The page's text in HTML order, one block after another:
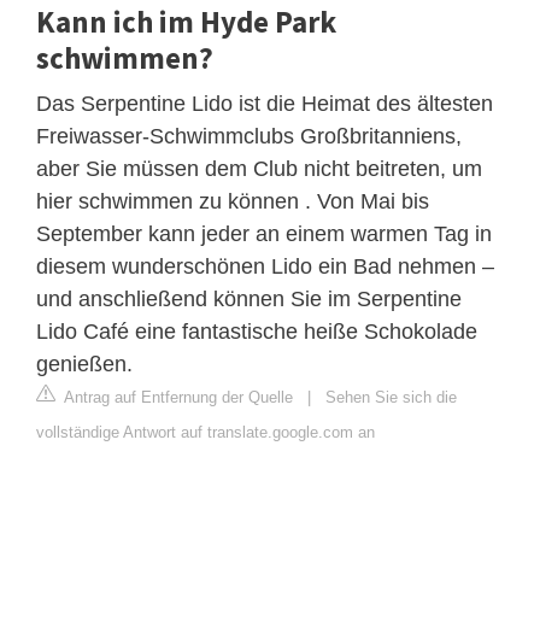
Kann ich im Hyde Park
schwimmen?
Das Serpentine Lido ist die Heimat des ältesten
Freiwasser-Schwimmclubs Großbritanniens,
aber Sie müssen dem Club nicht beitreten, um
hier schwimmen zu können . Von Mai bis
September kann jeder an einem warmen Tag in
diesem wunderschönen Lido ein Bad nehmen –
und anschließend können Sie im Serpentine
Lido Café eine fantastische heiße Schokolade
genießen.
Antrag auf Entfernung der Quelle | Sehen Sie sich die
vollständige Antwort auf translate.google.com an